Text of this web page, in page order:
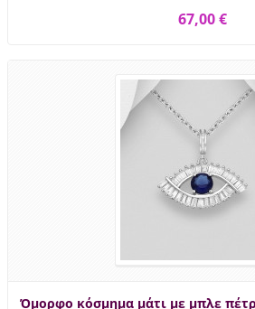
67,00 €
Όμορφο κόσμημα μάτι με μπλε